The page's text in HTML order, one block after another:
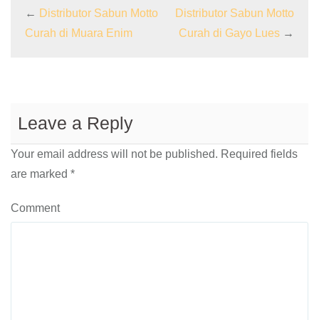
← Distributor Sabun Motto
Curah di Muara Enim
Distributor Sabun Motto
Curah di Gayo Lues →
Leave a Reply
Your email address will not be published. Required fields
are marked *
Comment